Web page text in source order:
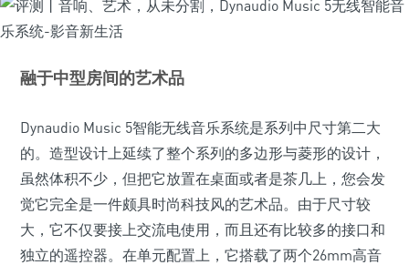
融于中型房间的艺术品
Dynaudio Music 5智能无线音乐系统是系列中尺寸第二大
的。造型设计上延续了整个系列的多边形与菱形的设计，
虽然体积不少，但把它放置在桌面或者是茶几上，您会发
觉它完全是一件颇具时尚科技风的艺术品。由于尺寸较
大，它不仅要接上交流电使用，而且还有比较多的接口和
独立的遥控器。在单元配置上，它搭载了两个26mm高音